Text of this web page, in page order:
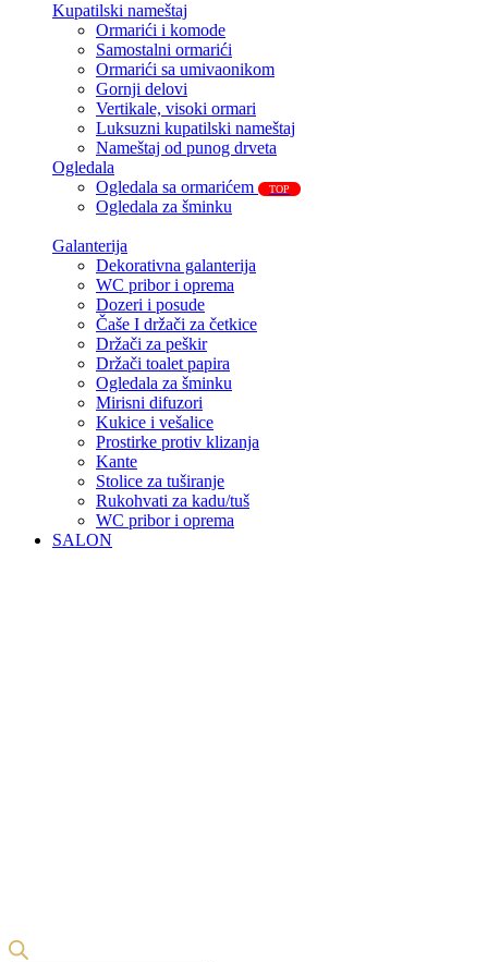
Kupatilski nameštaj
Ormarići i komode
Samostalni ormarići
Ormarići sa umivaonikom
Gornji delovi
Vertikale, visoki ormari
Luksuzni kupatilski nameštaj
Nameštaj od punog drveta
Ogledala
Ogledala sa ormarićem
TOP
Ogledala za šminku
Galanterija
Dekorativna galanterija
WC pribor i oprema
Dozeri i posude
Čaše I držači za četkice
Držači za peškir
Držači toalet papira
Ogledala za šminku
Mirisni difuzori
Kukice i vešalice
Prostirke protiv klizanja
Kante
Stolice za tuširanje
Rukohvati za kadu/tuš
WC pribor i oprema
SALON